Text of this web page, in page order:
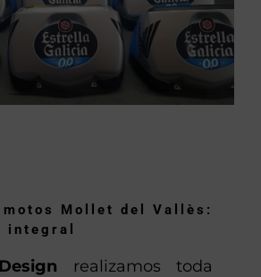
motos Mollet del Vallès:
integral
realizamos toda